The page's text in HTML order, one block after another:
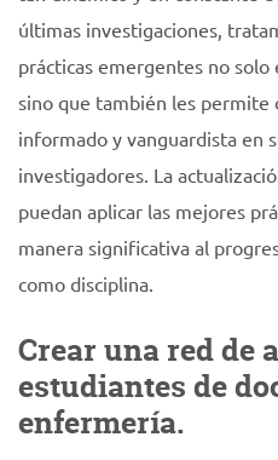
últimas investigaciones,
prácticas emergentes no
sino que también les permite
informado y vanguardista en
investigadores. La
puedan aplicar las mejores
manera significativa al
como disciplina.
Crear una red de
estudiantes de
enfermería.